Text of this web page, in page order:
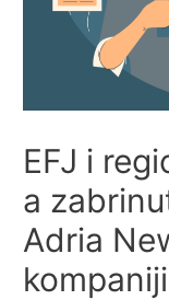
EFJ i
a
Adria